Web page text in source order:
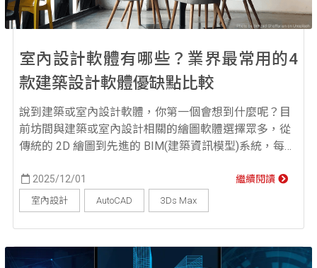
室內設計軟體有哪些？業界最常用的4
款建築設計軟體優缺點比較
說到建築或室內設計軟體，你第一個會想到什麼呢？目
前坊間與建築或室內設計相關的繪圖軟體選擇眾多，從
傳統的 2D 繪圖到先進的 BIM(建築資訊模型)系統，每種
有哪些？又該如何做選擇呢？ 今天要介紹的是業界最常
用的四款建築室內設計軟體，無論是職涯發展或個人興
趣想學室內設計，建議都可以從這些軟體開始學習，不
僅應用層面廣泛，更可以大幅提升自己的競爭力！ ...
2025/12/01 繼續閱讀
室內設計 AutoCAD 3Ds Max